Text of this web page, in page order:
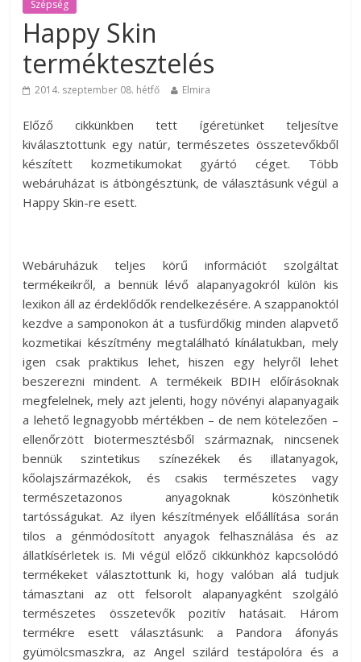
Szépség
Happy Skin
terméktesztelés
2014. szeptember 08. hétfő Elmira
Előző cikkünkben tett ígéretünket teljesítve
kiválasztottunk egy natúr, természetes összetevőkből
készített kozmetikumokat gyártó céget. Több
webáruházat is átböngésztünk, de választásunk végül a
Happy Skin-re esett.
Webáruházuk teljes körű információt szolgáltat
termékeikről, a bennük lévő alapanyagokról külön kis
lexikon áll az érdeklődők rendelkezésére. A szappanoktól
kezdve a samponokon át a tusfürdőkig minden alapvető
kozmetikai készítmény megtalálható kínálatukban, mely
igen csak praktikus lehet, hiszen egy helyről lehet
beszerezni mindent. A termékeik BDIH előírásoknak
megfelelnek, mely azt jelenti, hogy növényi alapanyagaik
a lehető legnagyobb mértékben – de nem kötelezően –
ellenőrzött biotermesztésből származnak, nincsenek
bennük szintetikus színezékek és illatanyagok,
kőolajszármazékok, és csakis természetes vagy
természetazonos anyagoknak köszönhetik
tartósságukat. Az ilyen készítmények előállítása során
tilos a génmódosított anyagok felhasználása és az
állatkísérletek is. Mi végül előző cikkünkhöz kapcsolódó
termékeket választottunk ki, hogy valóban alá tudjuk
támasztani az ott felsorolt alapanyagként szolgáló
természetes összetevők pozitív hatásait. Három
termékre esett választásunk: a Pandora áfonyás
gyümölcsmaszkra, az Angel szilárd testápolóra és a